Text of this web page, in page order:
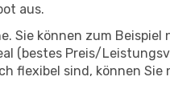
aus.
Sie können zum Beispiel
(bestes Preis/
flexibel sind, können